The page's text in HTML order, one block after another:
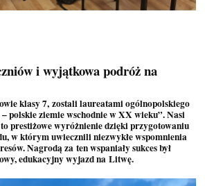
i wyjątkowa podróż na
klasy 7, zostali laureatami ogólnopolskiego
polskie ziemie wschodnie w XX wieku”. Nasi
prestiżowe wyróżnienie dzięki przygotowaniu
w którym uwiecznili niezwykłe wspomnienia
Nagrodą za ten wspaniały sukces był
edukacyjny wyjazd na Litwę.